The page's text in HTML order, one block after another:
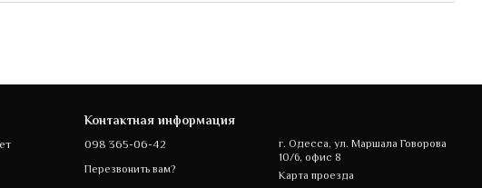
Контактная информация
098 365-06-42
Перезвонить вам?
г. Одесса, ул. Маршала Говорова
10/6, офис 8
Карта проезда